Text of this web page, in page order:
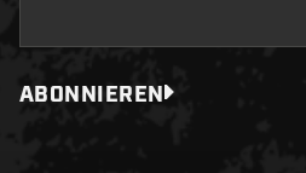
ABONNIEREN